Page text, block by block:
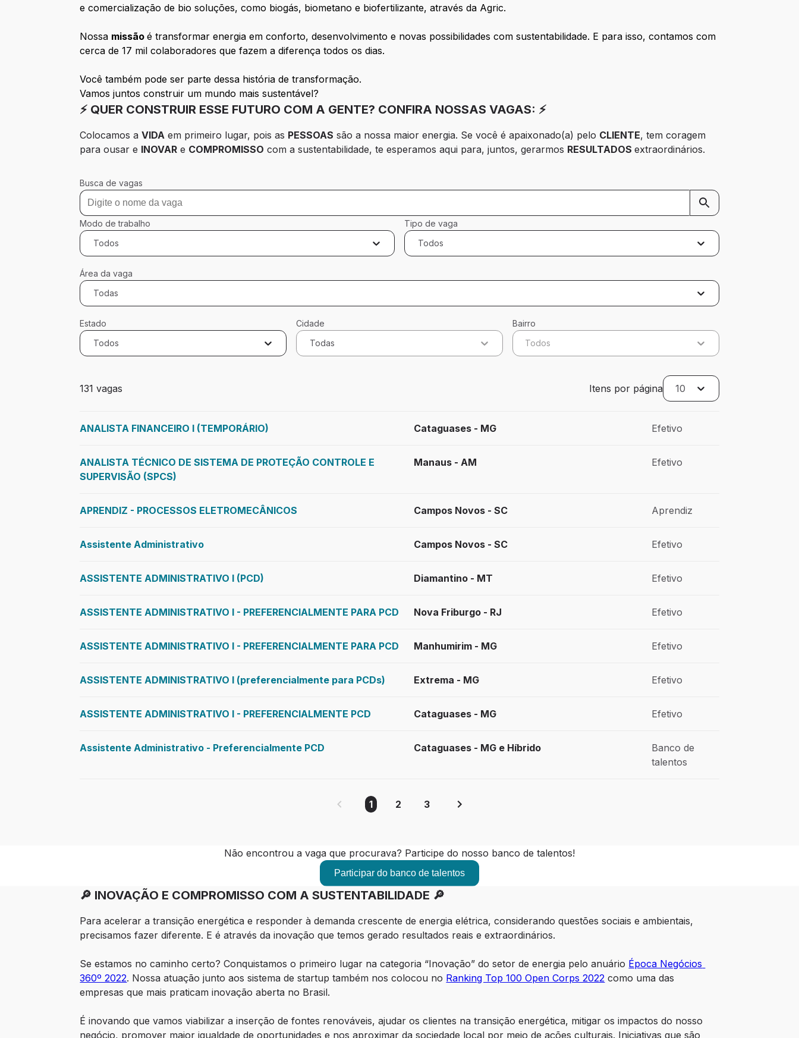
e comercialização de bio soluções, como biogás, biometano e biofertilizante, através da Agric.
Nossa missãoé transformar energia em conforto, desenvolvimento e novas possibilidades com sustentabilidade. E para isso, contamos com
cerca de 17 mil colaboradores que fazem a diferença todos os dias.
Você também pode ser parte dessa história de transformação.
Vamos juntos construir um mundo mais sustentável?
⚡ QUER CONSTRUIR ESSE FUTURO COM A GENTE? CONFIRA NOSSAS VAGAS: ⚡
Colocamos a VIDA em primeiro lugar, pois as PESSOAS são a nossa maior energia. Se você é apaixonado(a) pelo CLIENTE, tem coragem
para ousar e INOVAR e COMPROMISSO com a sustentabilidade, te esperamos aqui para, juntos, gerarmos RESULTADOS extraordinários.
Busca de vagas
Modo de trabalho
Todos
Tipo de vaga
Todos
Área da vaga
Todas
Estado
Todos
Cidade
Todas
Bairro
Todos
131 vagas Itens por página 10
ANALISTA FINANCEIRO I (TEMPORÁRIO) Cataguases - MG Efetivo
ANALISTA TÉCNICO DE SISTEMA DE PROTEÇÃO CONTROLE E
SUPERVISÃO (SPCS)
Manaus - AM Efetivo
APRENDIZ - PROCESSOS ELETROMECÂNICOS Campos Novos - SC Aprendiz
Assistente Administrativo Campos Novos - SC Efetivo
ASSISTENTE ADMINISTRATIVO I (PCD) Diamantino - MT Efetivo
ASSISTENTE ADMINISTRATIVO I - PREFERENCIALMENTE PARA PCD Nova Friburgo - RJ Efetivo
ASSISTENTE ADMINISTRATIVO I - PREFERENCIALMENTE PARA PCD Manhumirim - MG Efetivo
ASSISTENTE ADMINISTRATIVO I (preferencialmente para PCDs) Extrema - MG Efetivo
ASSISTENTE ADMINISTRATIVO I - PREFERENCIALMENTE PCD Cataguases - MG Efetivo
Assistente Administrativo - Preferencialmente PCD Cataguases - MG e Híbrido
Banco de
talentos
1 2 3
Não encontrou a vaga que procurava? Participe do nosso banco de talentos!
Participar do banco de talentos
🔎 INOVAÇÃO E COMPROMISSO COM A SUSTENTABILIDADE 🔎
Para acelerar a transição energética e responder à demanda crescente de energia elétrica, considerando questões sociais e ambientais,
precisamos fazer diferente. E é através da inovação que temos gerado resultados reais e extraordinários.
Se estamos no caminho certo? Conquistamos o primeiro lugar na categoria “Inovação” do setor de energia pelo anuário Época Negócios
360º 2022. Nossa atuação junto aos sistema de startup também nos colocou no Ranking Top 100 Open Corps 2022 como uma das
empresas que mais praticam inovação aberta no Brasil.
É inovando que vamos viabilizar a inserção de fontes renováveis, ajudar os clientes na transição energética, mitigar os impactos do nosso
negócio, promover maior igualdade de oportunidades e nos aproximar da sociedade local por meio de ações culturais. Iniciativas que são